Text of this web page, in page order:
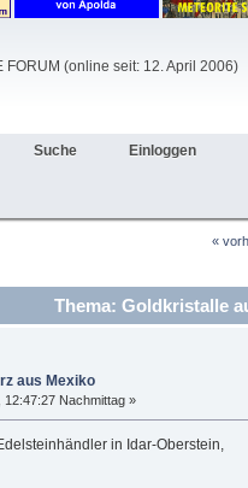
FORUM (online seit: 12. April 2006)
Suche Einloggen
«
Thema: Goldkristalle
8484 mal)
aus Mexiko
Nachmittag »
in Idar-Oberstein,